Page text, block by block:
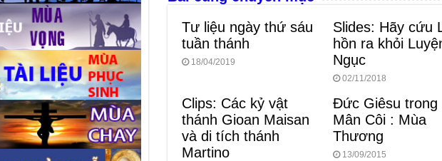
k
Tư liệu ngày thứ sáu
tuần thánh
18/04/2019
Slides: Hãy cứu
hồn ra khỏi
Ngục
02/11/2018
Clips: Các kỷ vật
thánh Gioan Maisan
và di tích thánh
Martino
Đức Giêsu trong
Mân Côi : Mùa
Thương
13/09/2015